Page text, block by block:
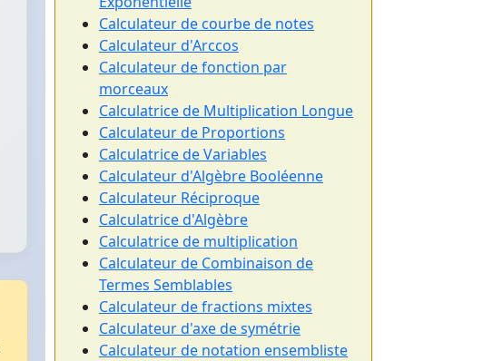
Calculateur de courbe de notes
Calculateur d'Arccos
Calculateur de fonction par
morceaux
Calculatrice de Multiplication Longue
Calculateur de Proportions
Calculatrice de Variables
Calculateur d'Algèbre Booléenne
Calculateur Réciproque
Calculatrice d'Algèbre
Calculatrice de multiplication
Calculateur de Combinaison de
Termes Semblables
Calculateur de fractions mixtes
Calculateur d'axe de symétrie
Calculateur de notation ensembliste